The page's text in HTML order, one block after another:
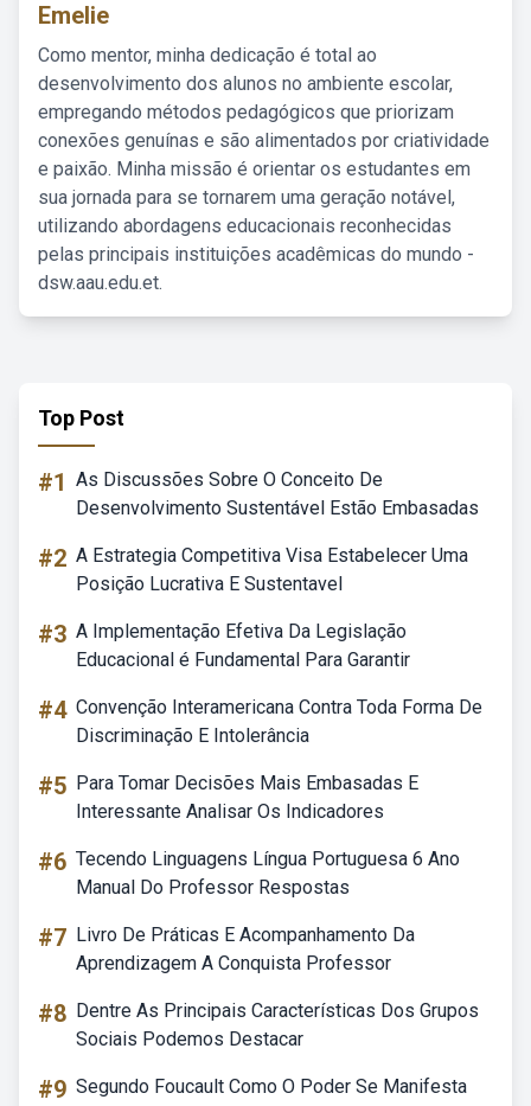
Emelie
Como mentor, minha dedicação é total ao
desenvolvimento dos alunos no ambiente escolar,
empregando métodos pedagógicos que priorizam
conexões genuínas e são alimentados por criatividade
e paixão. Minha missão é orientar os estudantes em
sua jornada para se tornarem uma geração notável,
utilizando abordagens educacionais reconhecidas
pelas principais instituições acadêmicas do mundo -
dsw.aau.edu.et.
Top Post
#1 As Discussões Sobre O Conceito De
Desenvolvimento Sustentável Estão Embasadas
#2 A Estrategia Competitiva Visa Estabelecer Uma
Posição Lucrativa E Sustentavel
#3 A Implementação Efetiva Da Legislação
Educacional é Fundamental Para Garantir
#4 Convenção Interamericana Contra Toda Forma De
Discriminação E Intolerância
#5 Para Tomar Decisões Mais Embasadas E
Interessante Analisar Os Indicadores
#6 Tecendo Linguagens Língua Portuguesa 6 Ano
Manual Do Professor Respostas
#7 Livro De Práticas E Acompanhamento Da
Aprendizagem A Conquista Professor
#8 Dentre As Principais Características Dos Grupos
Sociais Podemos Destacar
#9 Segundo Foucault Como O Poder Se Manifesta